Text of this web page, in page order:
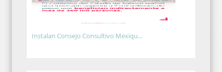
Instalan Consejo Consultivo Mexiqu...